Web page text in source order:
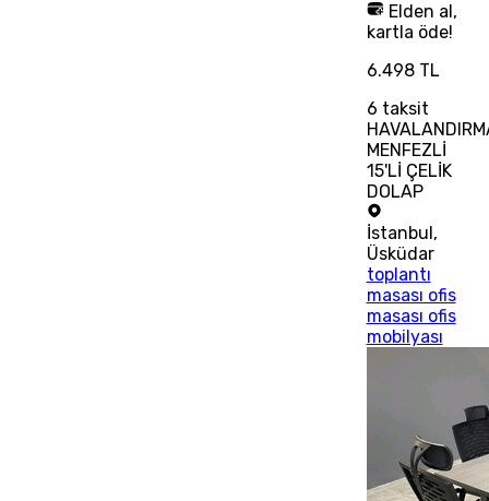
Elden al,
kartla öde!
6.498 TL
6 taksit
MENFEZLİ
15'Lİ ÇELİK
DOLAP
İstanbul,
Üsküdar
toplantı
masası ofis
masası ofis
mobilyası